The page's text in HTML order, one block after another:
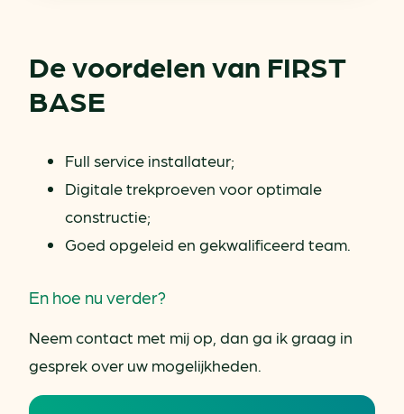
De voordelen van FIRST
BASE
Full service installateur;
Digitale trekproeven voor optimale
constructie;
Goed opgeleid en gekwalificeerd team.
En hoe nu verder?
Neem contact met mij op, dan ga ik graag in
gesprek over uw mogelijkheden.